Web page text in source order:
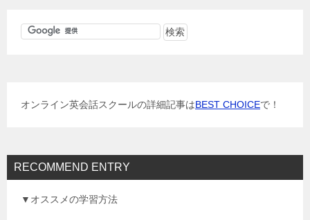
オンライン英会話スクールの詳細記事はBEST CHOICEで！
RECOMMEND ENTRY
▼オススメの学習方法